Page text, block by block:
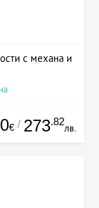
с механа и
€ / 273.82
лв.